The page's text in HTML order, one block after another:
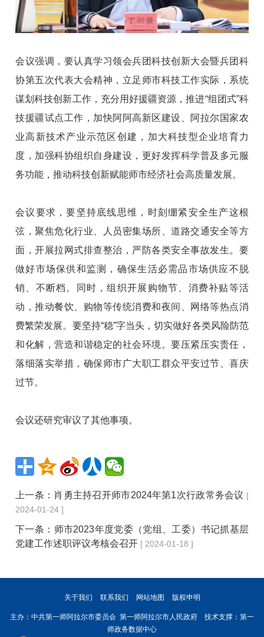
会议强调，要认真学习领会兵团科技创新大会暨兵团科
协第五次代表大会精神，立足师市科技工作实际，系统
谋划科技创新工作，充分用好援疆资源，推进“组团式”科
技援疆试点工作，加快阿阿高新区建设、阿拉尔国家农
业高新技术产业示范区创建，加大科技型企业培育力
度，加强科协组织自身建设，更好发挥科学普及多元服
务功能，推动科技创新赋能师市经济社会高质量发展。
会议要求，要坚持底线思维，时刻绷紧安全生产这根
弦，聚焦危化行业、人员密集场所、道路交通安全等方
面，开展拉网式排查整治，严防各类安全事故发生。要
做好市场保供和监测，确保生活必需品市场供应不脱
销、不断档。同时，组织开展购物节、消费补贴等活
动，推动餐饮、购物等传统消费和夜间、网络等热点消
费繁荣发展。要坚持“稳”字当头，切实做好各类风险防范
和化解，营造和谐稳定的社会环境。要压紧压实责任，
落细落实举措，确保师市广大职工群众平安过节、喜庆
过节。
会议还研究审议了其他事项。
上一条： 肖勇主持召开师市2024年第1次行政常务会议 [
2024-01-24 ]
下一条： 师市2023年度党委（党组、工委）书记抓基层
党建工作述职评议考核会召开 [ 2024-01-18 ]
关于我们 联系我们 网站地图 版权申明
主办：中共第一师阿拉尔市委员会 第一师阿拉尔市人民政府 技术支撑：第一
师政务数据中心